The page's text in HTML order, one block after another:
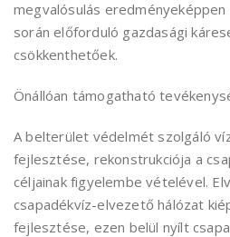
megvalósulás
során előforduló gazdasági
csökkenthetőek.
Önállóan támogatható
A belterület védelmét szolgáló
fejlesztése, rekonstrukciója a
céljainak figyelembe vételével.
csapadékvíz-elvezető hálózat
fejlesztése, ezen belül nyílt